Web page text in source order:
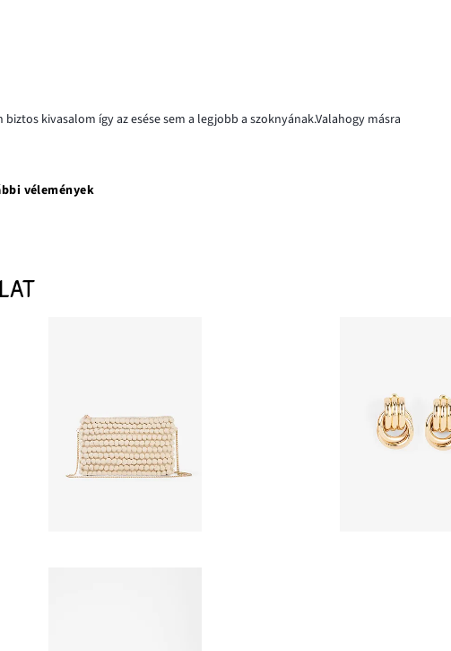
kivasalom így az esése sem a legjobb a szoknyának.Valahogy másra
vélemények